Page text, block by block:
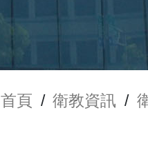
首頁 / 衛教資訊 /